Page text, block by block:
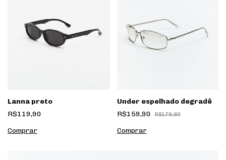
Lanna preto
R$119,90
Under espelhado degradê
R$159,90
R$179,90